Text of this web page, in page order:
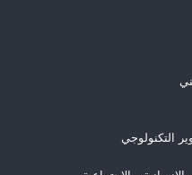
التكنولوجي